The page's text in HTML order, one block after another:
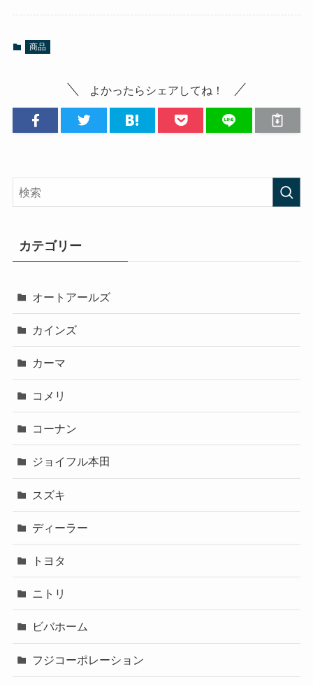
商品
よかったらシェアしてね！
カテゴリー
オートアールズ
カインズ
カーマ
コメリ
コーナン
ジョイフル本田
スズキ
ディーラー
トヨタ
ニトリ
ビバホーム
フジコーポレーション